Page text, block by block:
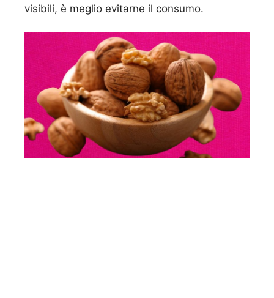
visibili, è meglio evitarne il consumo.